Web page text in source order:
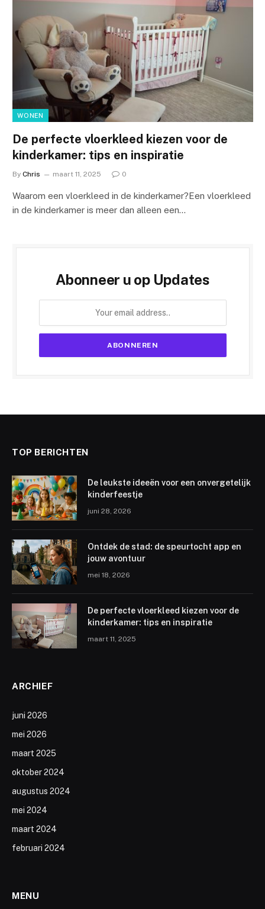
WONEN
De perfecte vloerkleed kiezen voor de
kinderkamer: tips en inspiratie
By Chris maart 11, 2025 0
Waarom een vloerkleed in de kinderkamer?Een vloerkleed
in de kinderkamer is meer dan alleen een…
Abonneer u op Updates
TOP BERICHTEN
De leukste ideeën voor een onvergetelijk
kinderfeestje
juni 28, 2026
Ontdek de stad: de speurtocht app en
jouw avontuur
mei 18, 2026
De perfecte vloerkleed kiezen voor de
kinderkamer: tips en inspiratie
maart 11, 2025
ARCHIEF
juni 2026
mei 2026
maart 2025
oktober 2024
augustus 2024
mei 2024
maart 2024
februari 2024
MENU